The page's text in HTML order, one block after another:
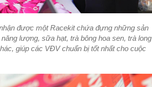
được một Racekit chứa đựng những sản
lượng, sữa hạt, trà bông hoa sen, trà long
giúp các VĐV chuẩn bị tốt nhất cho cuộc